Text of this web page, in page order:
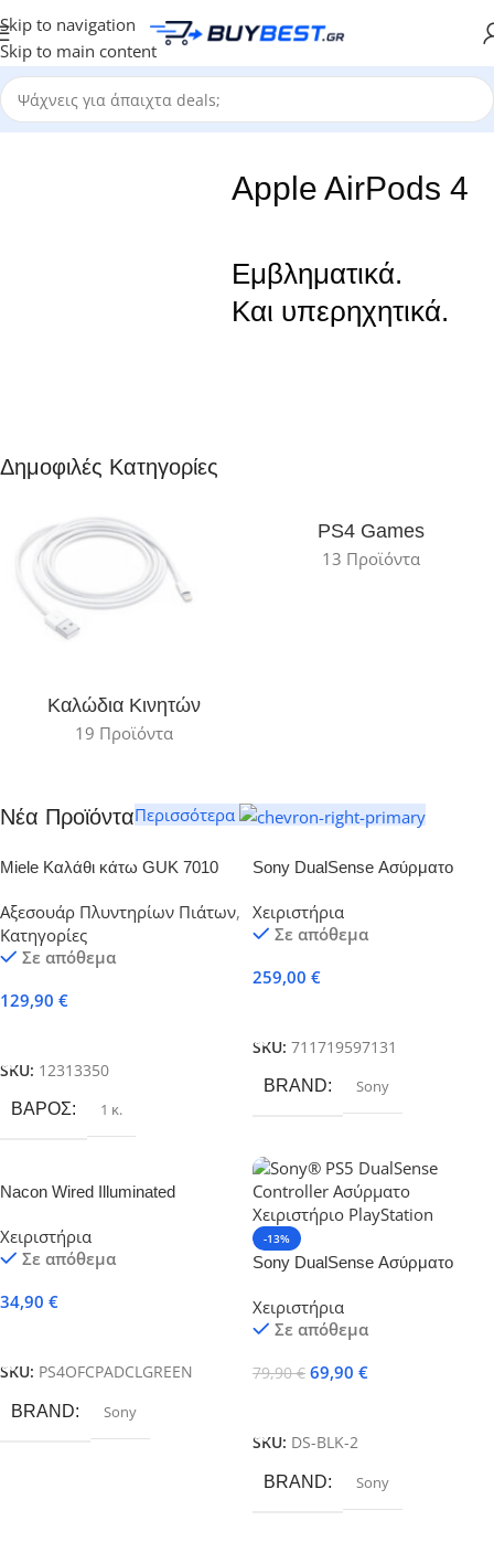
Skip to navigation
Skip to main content
Εμβληματικά.
Και υπερηχητικά.
Apple AirPods 4
Δημοφιλές Κατηγορίες
Καλώδια Κινητών
19 Προϊόντα
PS4 Games
13 Προϊόντα
Νέα ΠροϊόνταΠερισσότερα
Miele Καλάθι κάτω GUK 7010
πλυντήρια πιάτων
Αξεσουάρ Πλυντηρίων Πιάτων,
Κατηγορίες
Σε απόθεμα
129,90 €
SKU: 12313350
ΒΆΡΟΣ 1 κ.
Sony DualSense Ασύρματο
Limited Edition
Χειριστήρια
Σε απόθεμα
259,00 €
SKU: 711719597131
BRAND Sony
Nacon Wired Illuminated
Crystal Green
Χειριστήρια
Σε απόθεμα
34,90 €
SKU: PS4OFCPADCLGREEN
BRAND Sony
-13%
Sony DualSense Ασύρματο
Black
Χειριστήρια
Σε απόθεμα
79,90€ 69,90 €
SKU: DS-BLK-2
BRAND Sony